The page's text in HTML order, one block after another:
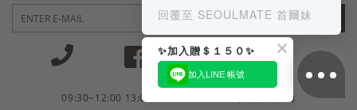
商品售後服務
電子發票
JOIN
09:30~12:00 13:00~18:30 / Mon - Fri(例假日除外)
回覆至 SEOULMATE 首爾妹
✨加入贈＄１５０✨
加入LINE 帳號